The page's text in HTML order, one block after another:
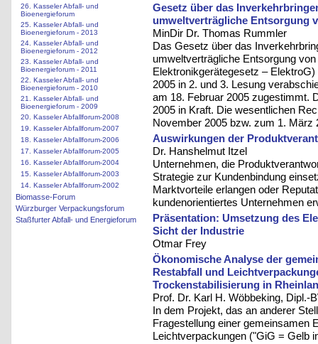
26. Kasseler Abfall- und
Bioenergieforum
25. Kasseler Abfall- und
Bioenergieforum - 2013
24. Kasseler Abfall- und
Bioenergieforum - 2012
23. Kasseler Abfall- und
Bioenergieforum - 2011
22. Kasseler Abfall- und
Bioenergieforum - 2010
21. Kasseler Abfall- und
Bioenergieforum - 2009
20. Kasseler Abfallforum-2008
19. Kasseler Abfallforum-2007
18. Kasseler Abfallforum-2006
17. Kasseler Abfallforum-2005
16. Kasseler Abfallforum-2004
15. Kasseler Abfallforum-2003
14. Kasseler Abfallforum-2002
Biomasse-Forum
Würzburger Verpackungsforum
Staßfurter Abfall- und Energieforum
Gesetz über das
umweltverträgliche Entsorgung
MinDir Dr. Thomas Rummler
Das Gesetz über das
umweltverträgliche Entsorgung
Elektronikgerätegesetz –
2005 in 2. und 3. Lesung
am 18. Februar 2005 zugestimmt.
2005 in Kraft. Die wesentlichen
November 2005 bzw. zum 1. März
Auswirkungen der
Dr. Hanshelmut Itzel
Unternehmen, die
Strategie zur Kundenbindung
Marktvorteile erlangen oder
kundenorientiertes Unternehmen
Präsentation: Umsetzung des
Sicht der Industrie
Otmar Frey
Ökonomische Analyse der
Restabfall und
Trockenstabilisierung in
Prof. Dr. Karl H. Wöbbeking, Dipl.-
In dem Projekt, das an anderer
Fragestellung einer gemeinsamen
Leichtverpackungen ("GiG = Gelb